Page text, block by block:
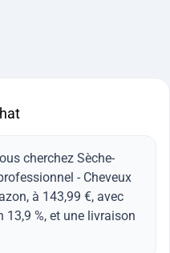
cherchez Sèche-
- Cheveux
à 143,99 €, avec
13,9 %, et une livraison